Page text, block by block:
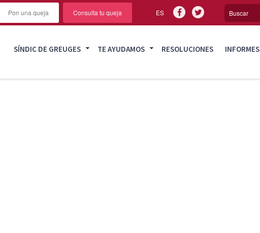
ES
Pon una queja Consulta tu queja
SÍNDIC DE GREUGES TE AYUDAMOS RESOLUCIONES INFORMES